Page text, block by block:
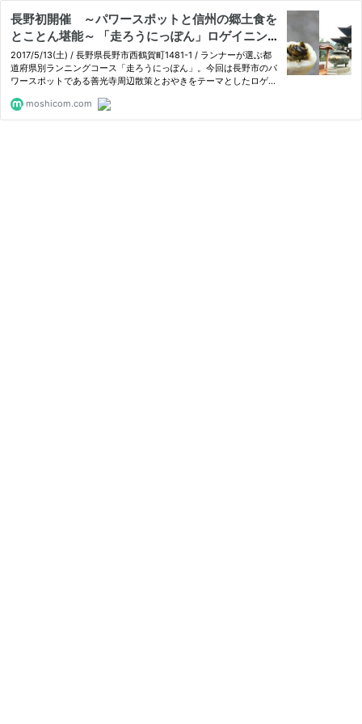
長野初開催 ～パワースポットと信州の郷土食を
とことん堪能～ 「走ろうにっぽん」ロゲイニン
グ on Moshicom
2017/5/13(土) / 長野県長野市西鶴賀町1481-1 / ランナーが選ぶ都
道府県別ランニングコース「走ろうにっぽん」。今回は長野市のパ
ワースポットである善光寺周辺散策とおやきをテーマとしたロゲイ
を探し、写真撮影をしながら善光寺や長野市内にある、おやき店…
moshicom.com